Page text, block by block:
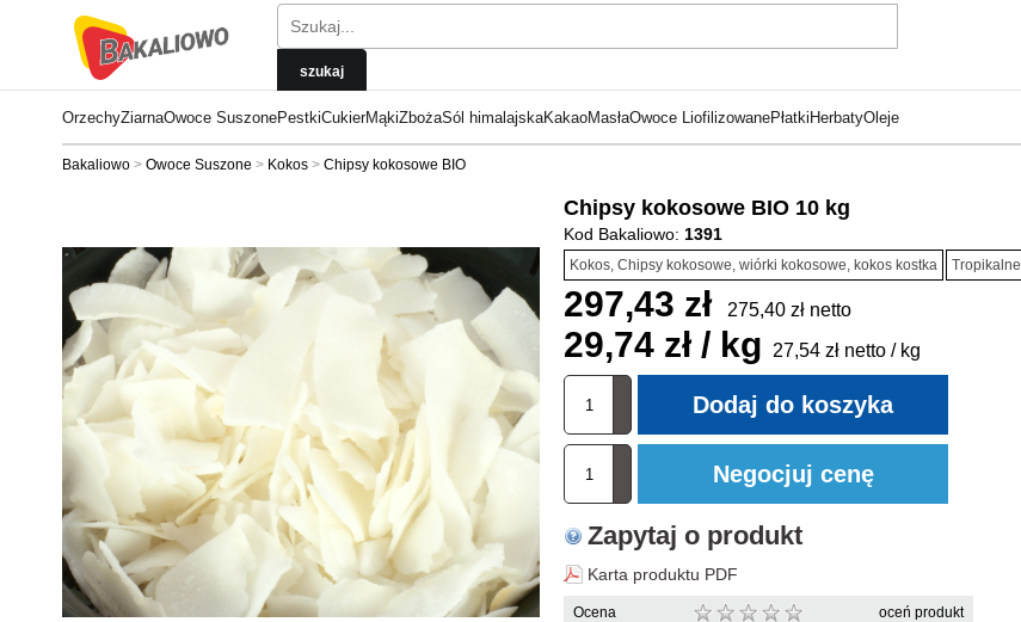
OrzechyZiarnaOwoce SuszonePestkiCukierMąkiZbożaSól himalajskaKakaoMasłaOwoce LiofilizowanePłatki HerbatyOleje
Bakaliowo Owoce Suszone Kokos Chipsy kokosowe BIO
Chipsy kokosowe BIO 10 kg
Kod Bakaliowo: 1391
Kokos, Chipsy kokosowe, wiórki kokosowe, kokos kostka Tropikalne
297,43 zł 275,40 zł netto
29,74 zł / kg 27,54 zł netto / kg
Zapytaj o produkt
Karta produktu PDF
Ocena oceń produkt